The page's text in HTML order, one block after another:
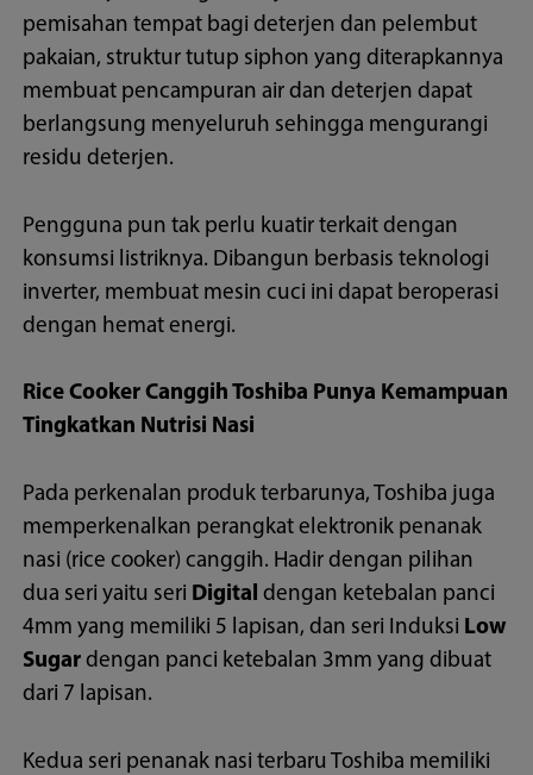
pemisahan tempat bagi deterjen dan pelembut
pakaian, struktur tutup siphon yang diterapkannya
membuat pencampuran air dan deterjen dapat
berlangsung menyeluruh sehingga mengurangi
residu deterjen.
Pengguna pun tak perlu kuatir terkait dengan
konsumsi listriknya. Dibangun berbasis teknologi
inverter, membuat mesin cuci ini dapat beroperasi
dengan hemat energi.
Rice Cooker Canggih Toshiba Punya Kemampuan
Tingkatkan Nutrisi Nasi
Pada perkenalan produk terbarunya, Toshiba juga
memperkenalkan perangkat elektronik penanak
nasi (rice cooker) canggih. Hadir dengan pilihan
dua seri yaitu seri Digital dengan ketebalan panci
4mm yang memiliki 5 lapisan, dan seri Induksi Low
Sugar dengan panci ketebalan 3mm yang dibuat
dari 7 lapisan.
Kedua seri penanak nasi terbaru Toshiba memiliki